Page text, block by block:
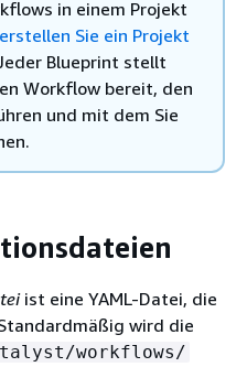
in einem Projekt
erstellen Sie ein Projekt
Blueprint stellt
Workflow bereit, den
und mit dem Sie
ist eine YAML-Datei, die
wird die
workflows/